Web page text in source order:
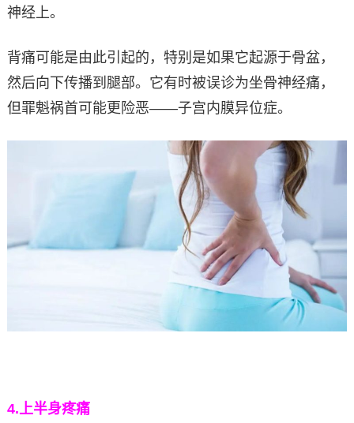
神经上。
背痛可能是由此引起的，特别是如果它起源于骨盆，
然后向下传播到腿部。它有时被误诊为坐骨神经痛，
但罪魁祸首可能更险恶——子宫内膜异位症。
4. 上半身疼痛